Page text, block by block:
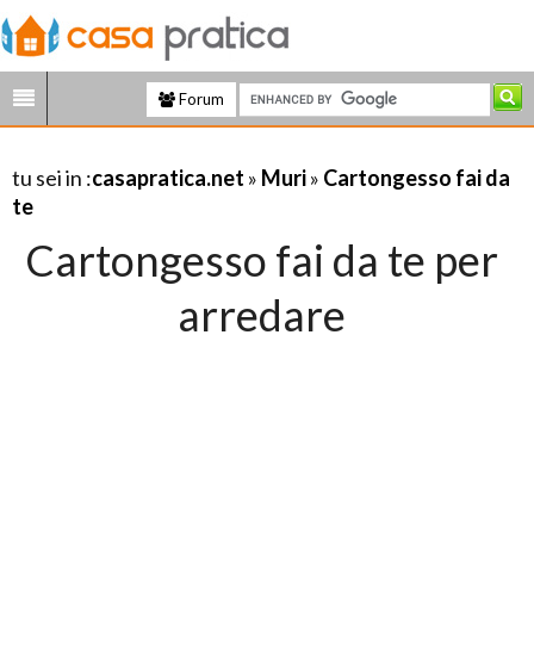
Forum
tu sei in :casapratica.net » Muri» Cartongesso fai da
te
Cartongesso fai da te per
arredare